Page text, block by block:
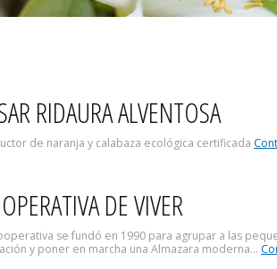
RIDAURA ALVENTOSA
de naranja y calabaza ecológica certificada
DE VIVER
se fundó en 1990 para agrupar a las
y poner en marcha una Almazara moderna...